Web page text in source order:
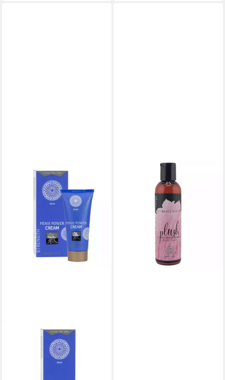
Analgleitgel Plush, Flasche
mit, 1-tlg., veganes und
biologisches Anal-Gleitgel mit
Nelkenextrakt (entspannend)
lieferbar - in 2-3 Werktagen bei dir